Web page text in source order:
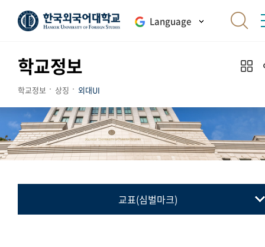
Language
학교정보
학교정보 상징 외대UI
교표(심벌마크)